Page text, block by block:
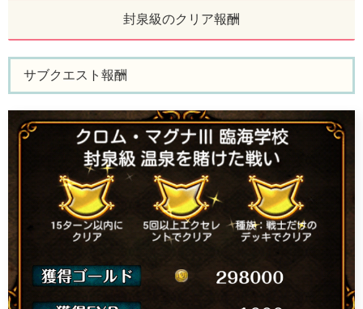
封泉級のクリア報酬
サブクエスト報酬